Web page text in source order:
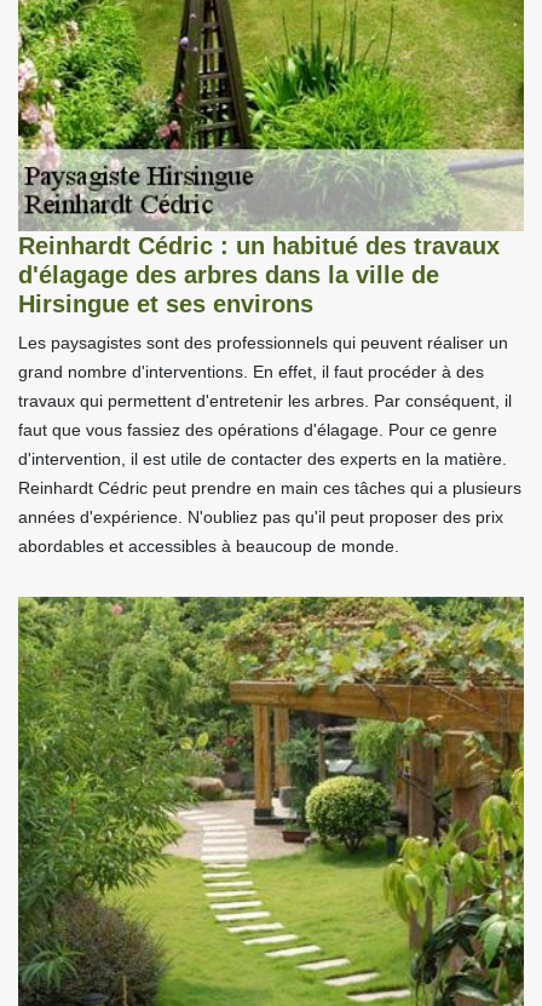
Reinhardt Cédric : un habitué des travaux
d'élagage des arbres dans la ville de
Hirsingue et ses environs
Les paysagistes sont des professionnels qui peuvent réaliser un
grand nombre d'interventions. En effet, il faut procéder à des
travaux qui permettent d'entretenir les arbres. Par conséquent, il
faut que vous fassiez des opérations d'élagage. Pour ce genre
d'intervention, il est utile de contacter des experts en la matière.
Reinhardt Cédric peut prendre en main ces tâches qui a plusieurs
années d'expérience. N'oubliez pas qu'il peut proposer des prix
abordables et accessibles à beaucoup de monde.